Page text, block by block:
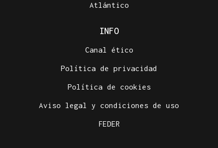
Atlántico
INFO
Canal ético
Política de privacidad
Política de cookies
Aviso legal y condiciones de uso
FEDER